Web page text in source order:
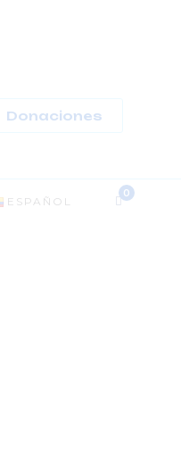
Donaciones
ESPAÑOL